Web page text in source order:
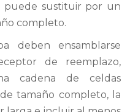
puede sustituir por un
completo.
deben ensamblarse
de reemplazo,
cadena de celdas
tamaño completo, la